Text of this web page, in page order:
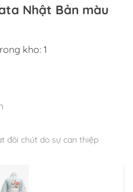
Nhật Bản màu
kho: 1
đôi chút do sự can thiệp